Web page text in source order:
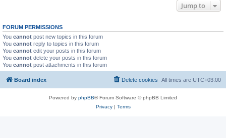
Jump to
FORUM PERMISSIONS
You cannot post new topics in this forum
You cannot reply to topics in this forum
You cannot edit your posts in this forum
You cannot delete your posts in this forum
You cannot post attachments in this forum
Board index All times are UTC+03:00
Delete cookies
Powered by phpBB® Forum Software © phpBB Limited
Privacy| Terms